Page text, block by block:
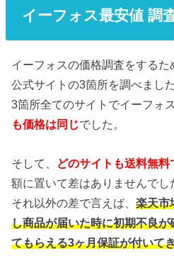
イーフォス最安値 調
イーフォスの価格調査をするた
公式サイトの3箇所を調べました
3箇所全てのサイトでイーフォ
も価格は同じでした。
そして、 どのサイトも送料無
額に置いて差はありませんでし
それ以外の差で言えば、楽天市
し商品が届いた時に初期不良
てもらえる3ヶ月保証が付いて